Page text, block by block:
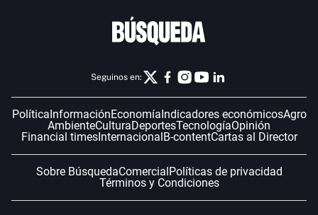
Seguinos en:
Política InformaciónEconomía Indicadores económicosAgro
AmbienteCulturaDeportesTecnologíaOpinión
Financial timesInternacional B-contentCartas al Director
Sobre BúsquedaComercial Políticas de privacidad
Términos y Condiciones